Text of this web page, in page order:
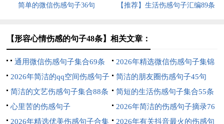
简单的微信伤感句子36句 【推荐】生活伤感句子汇编89条
【形容心情伤感的句子48条】相关文章：
通用微信伤感句子集合69条
2026年精选微信伤感句子集锦
70句
2026年简洁的qq空间伤感句子
集锦69条
简洁的朋友圈伤感句子45句
简洁的文艺伤感句子集合88条
简短的生活伤感句子集合55条
心里苦的伤感句子
2026年简洁的伤感句子摘录76
条
2026年精选优美伤感句子合集 2026年有关抖音最火的伤感句